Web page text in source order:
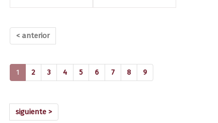
< anterior
1 (current)
2 3 4 5 6 7 8 9
siguiente >